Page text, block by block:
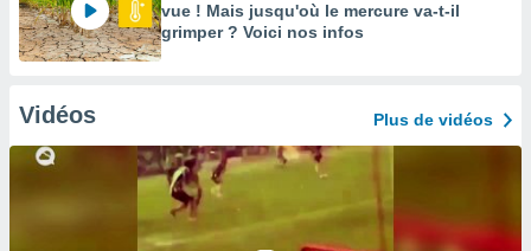
vue ! Mais jusqu'où le mercure va-t-il
grimper ? Voici nos infos
Vidéos Plus de vidéos